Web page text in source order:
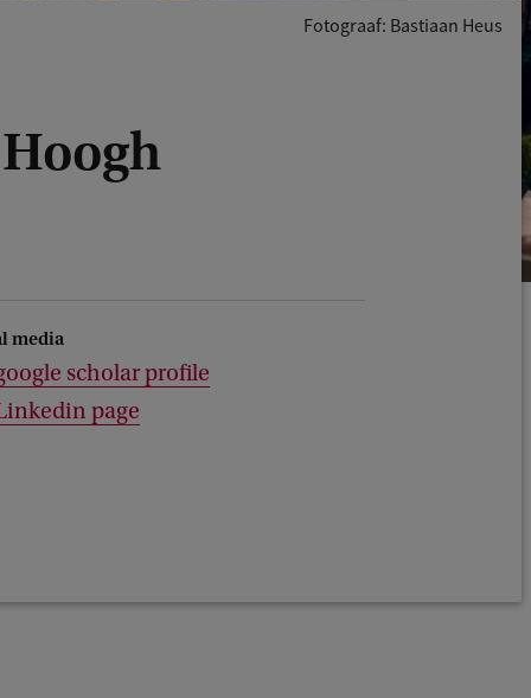
Fotograaf: Bastiaan Heus
media
scholar profile
page